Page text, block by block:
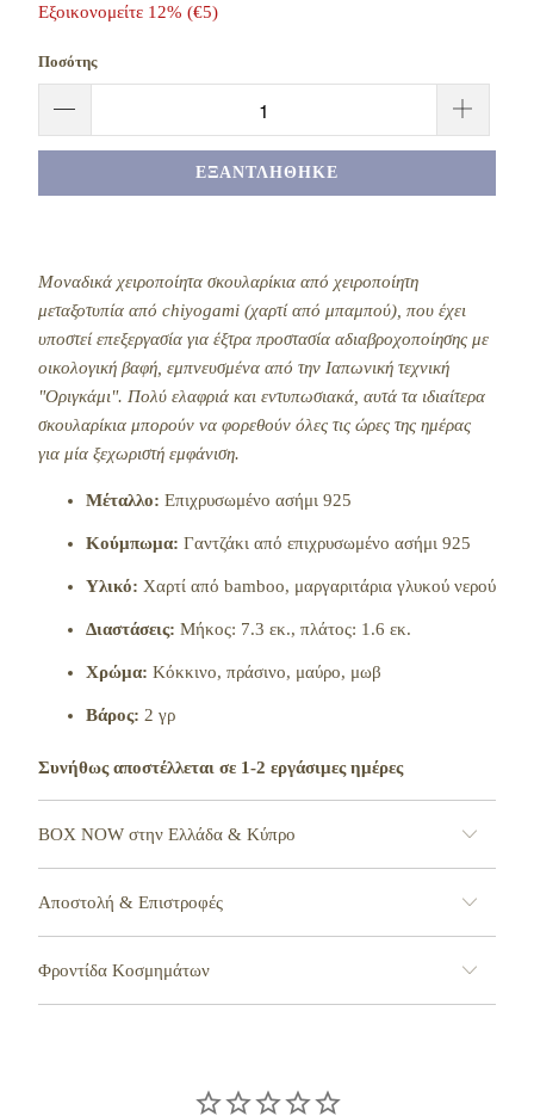
Εξοικονομείτε 12% (€5)
Ποσότης
ΕΞΑΝΤΛΉΘΗΚΕ
Μοναδικά χειροποίητα σκουλαρίκια από χειροποίητη
μεταξοτυπία από chiyogami (χαρτί από μπαμπού), που έχει
υποστεί επεξεργασία για έξτρα προστασία αδιαβροχοποίησης με
οικολογική βαφή, εμπνευσμένα από την Ιαπωνική τεχνική
"Οριγκάμι". Πολύ ελαφριά και εντυπωσιακά, αυτά τα ιδιαίτερα
σκουλαρίκια μπορούν να φορεθούν όλες τις ώρες της ημέρας
για μία ξεχωριστή εμφάνιση.
Μέταλλο: Επιχρυσωμένο ασήμι 925
Κούμπωμα: Γαντζάκι από επιχρυσωμένο ασήμι 925
Υλικό: Χαρτί από bamboo, μαργαριτάρια γλυκού νερού
Διαστάσεις: Μήκος: 7.3 εκ., πλάτος: 1.6 εκ.
Χρώμα: Κόκκινο, πράσινο, μαύρο, μωβ
Βάρος: 2 γρ
Συνήθως αποστέλλεται σε 1-2 εργάσιμες ημέρες
BOX NOW στην Ελλάδα & Κύπρο
Αποστολή & Επιστροφές
Φροντίδα Κοσμημάτων